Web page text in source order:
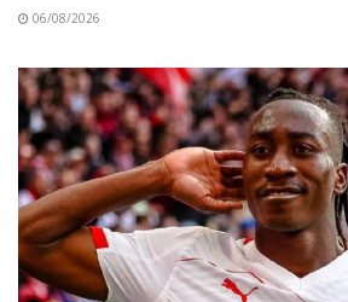
06/08/2026